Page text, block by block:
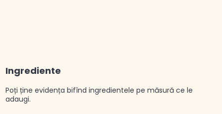
Ingrediente
Poți ține evidența bifînd ingredientele pe măsură ce le
adaugi.